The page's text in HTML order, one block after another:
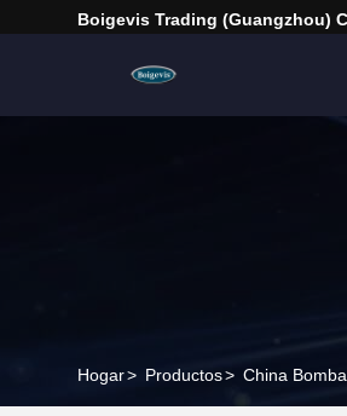
Boigevis Trading (guangzhou)
Hogar> Productos> China